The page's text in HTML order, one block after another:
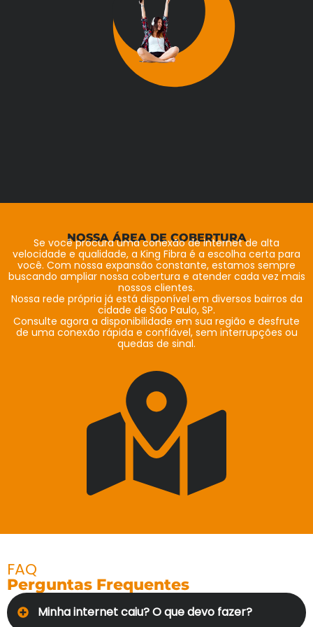
NOSSA ÁREA DE COBERTURA
Se você procura uma conexão de internet de alta
velocidade e qualidade, a King Fibra é a escolha certa para
você. Com nossa expansão constante, estamos sempre
buscando ampliar nossa cobertura e atender cada vez mais
nossos clientes.
Nossa rede própria já está disponível em diversos bairros da
cidade de São Paulo, SP.
Consulte agora a disponibilidade em sua região e desfrute
de uma conexão rápida e confiável, sem interrupções ou
quedas de sinal.
FAQ
Perguntas Frequentes
Minha internet caiu? O que devo fazer?